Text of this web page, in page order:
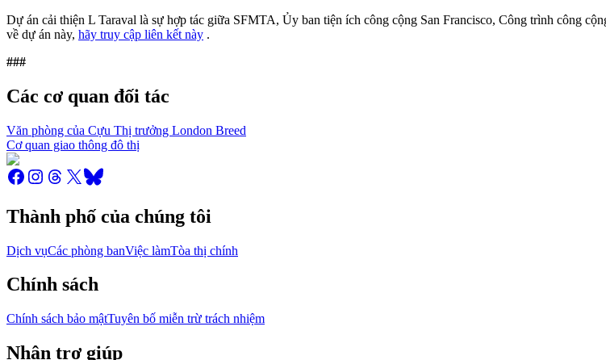
Dự án cải thiện L Taraval là sự hợp tác giữa SFMTA, Ủy ban tiện ích công cộng San Francisco, Công trình công
về dự án này, hãy truy cập liên kết này .
###
Các cơ quan đối tác
Văn phòng của Cựu Thị trưởng London Breed
Cơ quan giao thông đô thị
Thành phố của chúng tôi
Dịch vụCác phòng banViệc làmTòa thị chính
Chính sách
Chính sách bảo mậtTuyên bố miễn trừ trách nhiệm
Nhận trợ giúp